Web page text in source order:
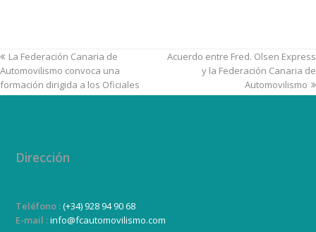
La Federación Canaria de
Automovilismo convoca una
formación dirigida a los Oficiales
Acuerdo entre Fred. Olsen Express
y la Federación Canaria de
Automovilismo
Dirección
Teléfono :(+34) 928 94 90 68
E-mail :info@fcautomovilismo.com